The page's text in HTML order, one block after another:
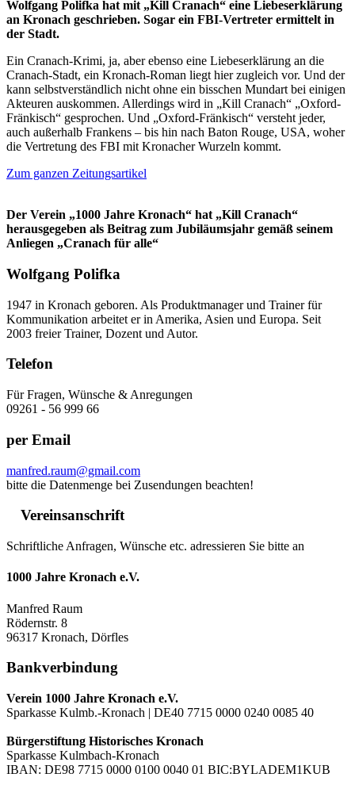
Wolfgang Polifka hat mit „Kill Cranach“ eine Liebeserklärung
an Kronach geschrieben. Sogar ein FBI-Vertreter ermittelt in
der Stadt.
Ein Cranach-Krimi, ja, aber ebenso eine Liebeserklärung an die
Cranach-Stadt, ein Kronach-Roman liegt hier zugleich vor. Und der
kann selbstverständlich nicht ohne ein bisschen Mundart bei einigen
Akteuren auskommen. Allerdings wird in „Kill Cranach“ „Oxford-
Fränkisch“ gesprochen. Und „Oxford-Fränkisch“ versteht jeder,
auch außerhalb Frankens – bis hin nach Baton Rouge, USA, woher
die Vertretung des FBI mit Kronacher Wurzeln kommt.
Zum ganzen Zeitungsartikel
Der Verein „1000 Jahre Kronach“ hat „Kill Cranach“
herausgegeben als Beitrag zum Jubiläumsjahr gemäß seinem
Anliegen „Cranach für alle“
Wolfgang Polifka
1947 in Kronach geboren. Als Produktmanager und Trainer für
Kommunikation arbeitet er in Amerika, Asien und Europa. Seit
2003 freier Trainer, Dozent und Autor.
Telefon
Für Fragen, Wünsche & Anregungen
09261 - 56 999 66
per Email
manfred.raum@gmail.com
bitte die Datenmenge bei Zusendungen beachten!
Vereinsanschrift
Schriftliche Anfragen, Wünsche etc. adressieren Sie bitte an
1000 Jahre Kronach e.V.
Manfred Raum
Rödernstr. 8
96317 Kronach, Dörfles
Bankverbindung
Verein 1000 Jahre Kronach e.V.
Sparkasse Kulmb.-Kronach | DE40 7715 0000 0240 0085 40
Bürgerstiftung Historisches Kronach
Sparkasse Kulmbach-Kronach
IBAN: DE98 7715 0000 0100 0040 01 BIC:BYLADEM1KUB